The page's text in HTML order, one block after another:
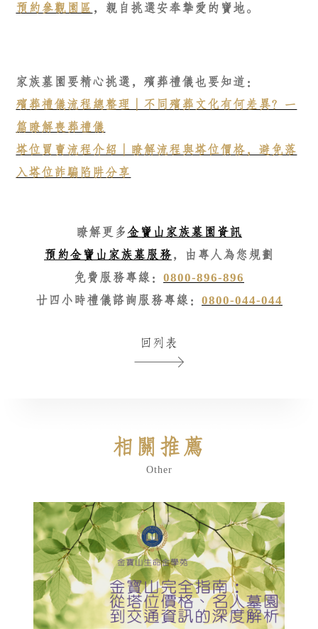
預約參觀園區 ，親自挑選安奉摯愛的寶地。
家族墓園要精心挑選，殯葬禮儀也要知道：
殯葬禮儀流程總整理｜不同殯葬文化有何差異？一
篇瞭解喪葬禮儀
塔位買賣流程介紹｜瞭解流程與塔位價格，避免落
入塔位詐騙陷阱分享
瞭解更多 金寶山家族墓園資訊
預約金寶山家族墓服務 ，由專人為您規劃
免費服務專線： 0800-896-896
廿四小時禮儀諮詢服務專線： 0800-044-044
回列表
相關推薦
Other